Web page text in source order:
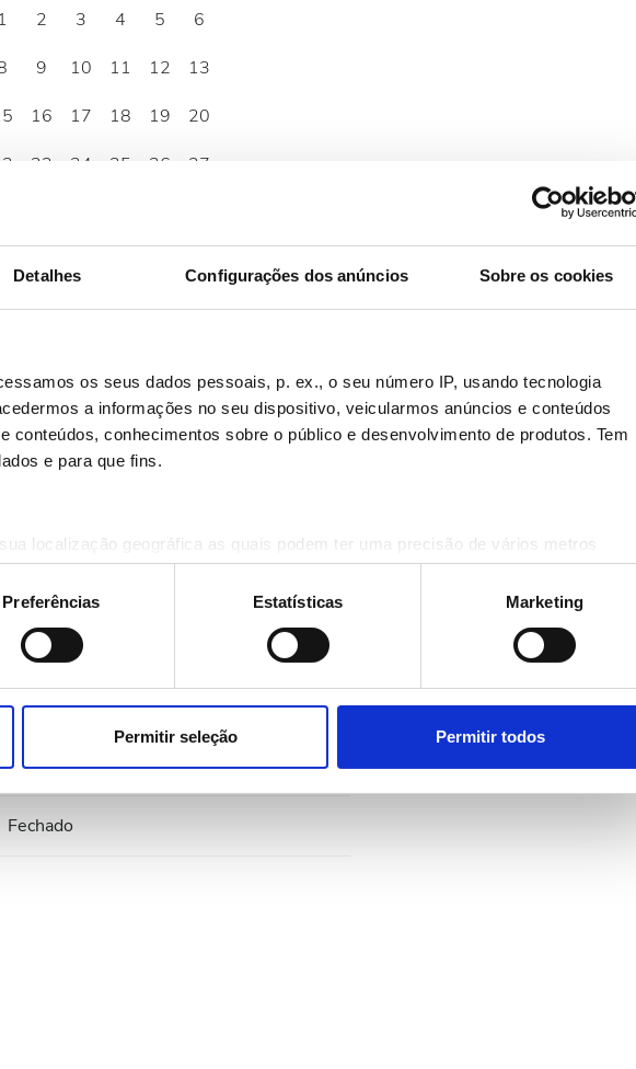
Detalhes Configurações dos anúncios Sobre os cookies
os seus dados pessoais, p. ex., o seu número IP, usando tecnologia
a informações no seu dispositivo, veicularmos anúncios e conteúdos
conteúdos, conhecimentos sobre o público e desenvolvimento de produtos. Tem
e para que fins.
localização geográfica as quais podem ter uma precisão de vários metros
de forma ativa as características específicas (impressão digital)
pessoais são processados e defina as suas preferências na
secção de detalhes
a qualquer momento da Declaração de Cookies.
acerca da sua utilização do site com os nossos parceiros de redes sociais, de
combinar com outras informações que lhes forneceu ou recolhidas por estes a
Preferências Estatísticas Marketing
Permitir seleção Permitir todos
1 2 3 4 5
6
9 10 11 12
13
16 17 18 19
20
23 24 25 26
27
07:00 - 22:00
07:00 - 18:00
07:00 - 22:00
07:00 - 18:00
Fechado